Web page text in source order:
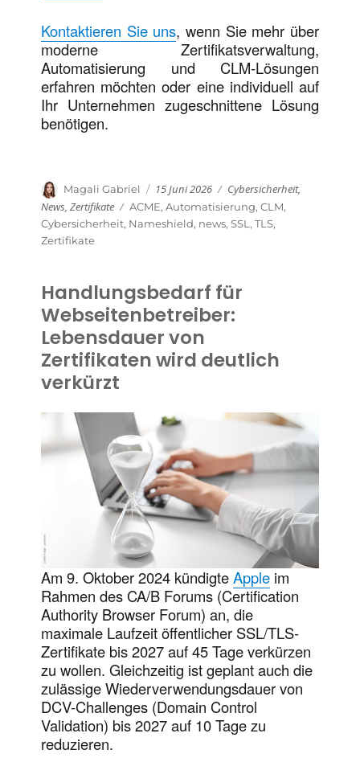
Kontaktieren Sie uns, wenn Sie mehr über
moderne Zertifikatsverwaltung,
Automatisierung und CLM-Lösungen
erfahren möchten oder eine individuell auf
Ihr Unternehmen zugeschnittene Lösung
benötigen.
Autor
Magali Gabriel Veröffentlicht
am
15 Juni 2026 Kategorien
Cybersicherheit,
News ,Zertifikate Schlagwörter
ACME,Automatisierung,CLM,
Cybersicherheit, Nameshield, news,SSL ,TLS,
Zertifikate
Handlungsbedarf für
Webseitenbetreiber:
Lebensdauer von
Zertifikaten wird deutlich
verkürzt
Am 9. Oktober 2024 kündigteApple im
Rahmen des CA/B Forums (Certification
Authority Browser Forum) an, die
maximale Laufzeit öffentlicher SSL/TLS-
Zertifikate bis 2027 auf 45 Tage verkürzen
zu wollen. Gleichzeitig ist geplant auch die
zulässige Wiederverwendungsdauer von
DCV-Challenges (Domain Control
Validation) bis 2027 auf 10 Tage zu
reduzieren.